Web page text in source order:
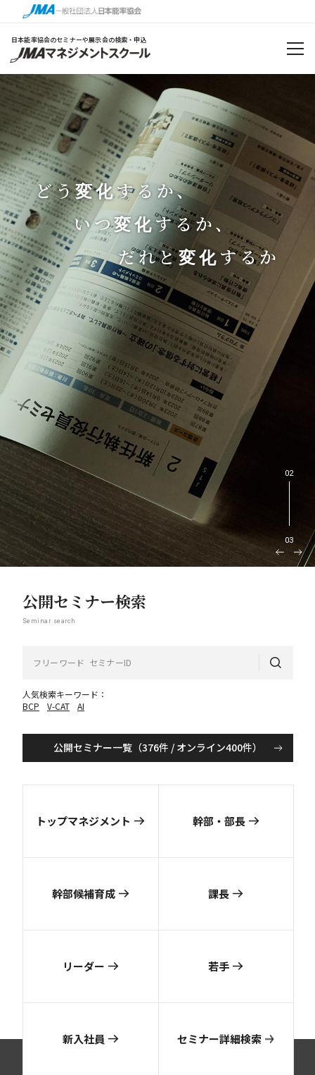
日本能率協会のセミナーや展示会の検索・申込
変化
変化
変化
どう変化するか、
いつ変化するか、
だれと変化するか
変化
変化
変化
変化
変化
変化
変化
変化
変化
変化
変化
変化
02
03
公開セミナー検索
Seminar search
人気検索キーワード：
BCP
V-CAT AI
公開セミナー一覧（376件 / オンライン400件）
トップマネジメント 幹部・部長
幹部候補育成 課長
リーダー 若手
新入社員 セミナー詳細検索